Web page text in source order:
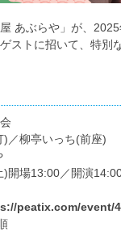
あぶらや」が、2025
ストに招いて、特別
／柳亭いっち(前座)
開場13:00／開演
peatix.com/event/